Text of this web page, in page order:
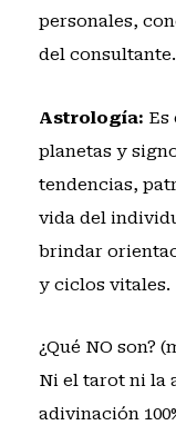
personales,
del consultante.
Astrología: Es
planetas y
tendencias,
vida del
brindar
y ciclos vitales.
¿Qué NO son?
Ni el tarot ni la
adivinación